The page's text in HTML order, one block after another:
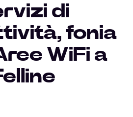
di
fonia
WiFi a